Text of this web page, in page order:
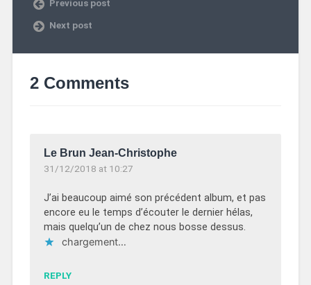
Previous post
Next post
2 Comments
Le Brun Jean-Christophe
31/12/2018 at 10:27
J’ai beaucoup aimé son précédent album, et pas
encore eu le temps d’écouter le dernier hélas,
mais quelqu’un de chez nous bosse dessus.
chargement…
REPLY